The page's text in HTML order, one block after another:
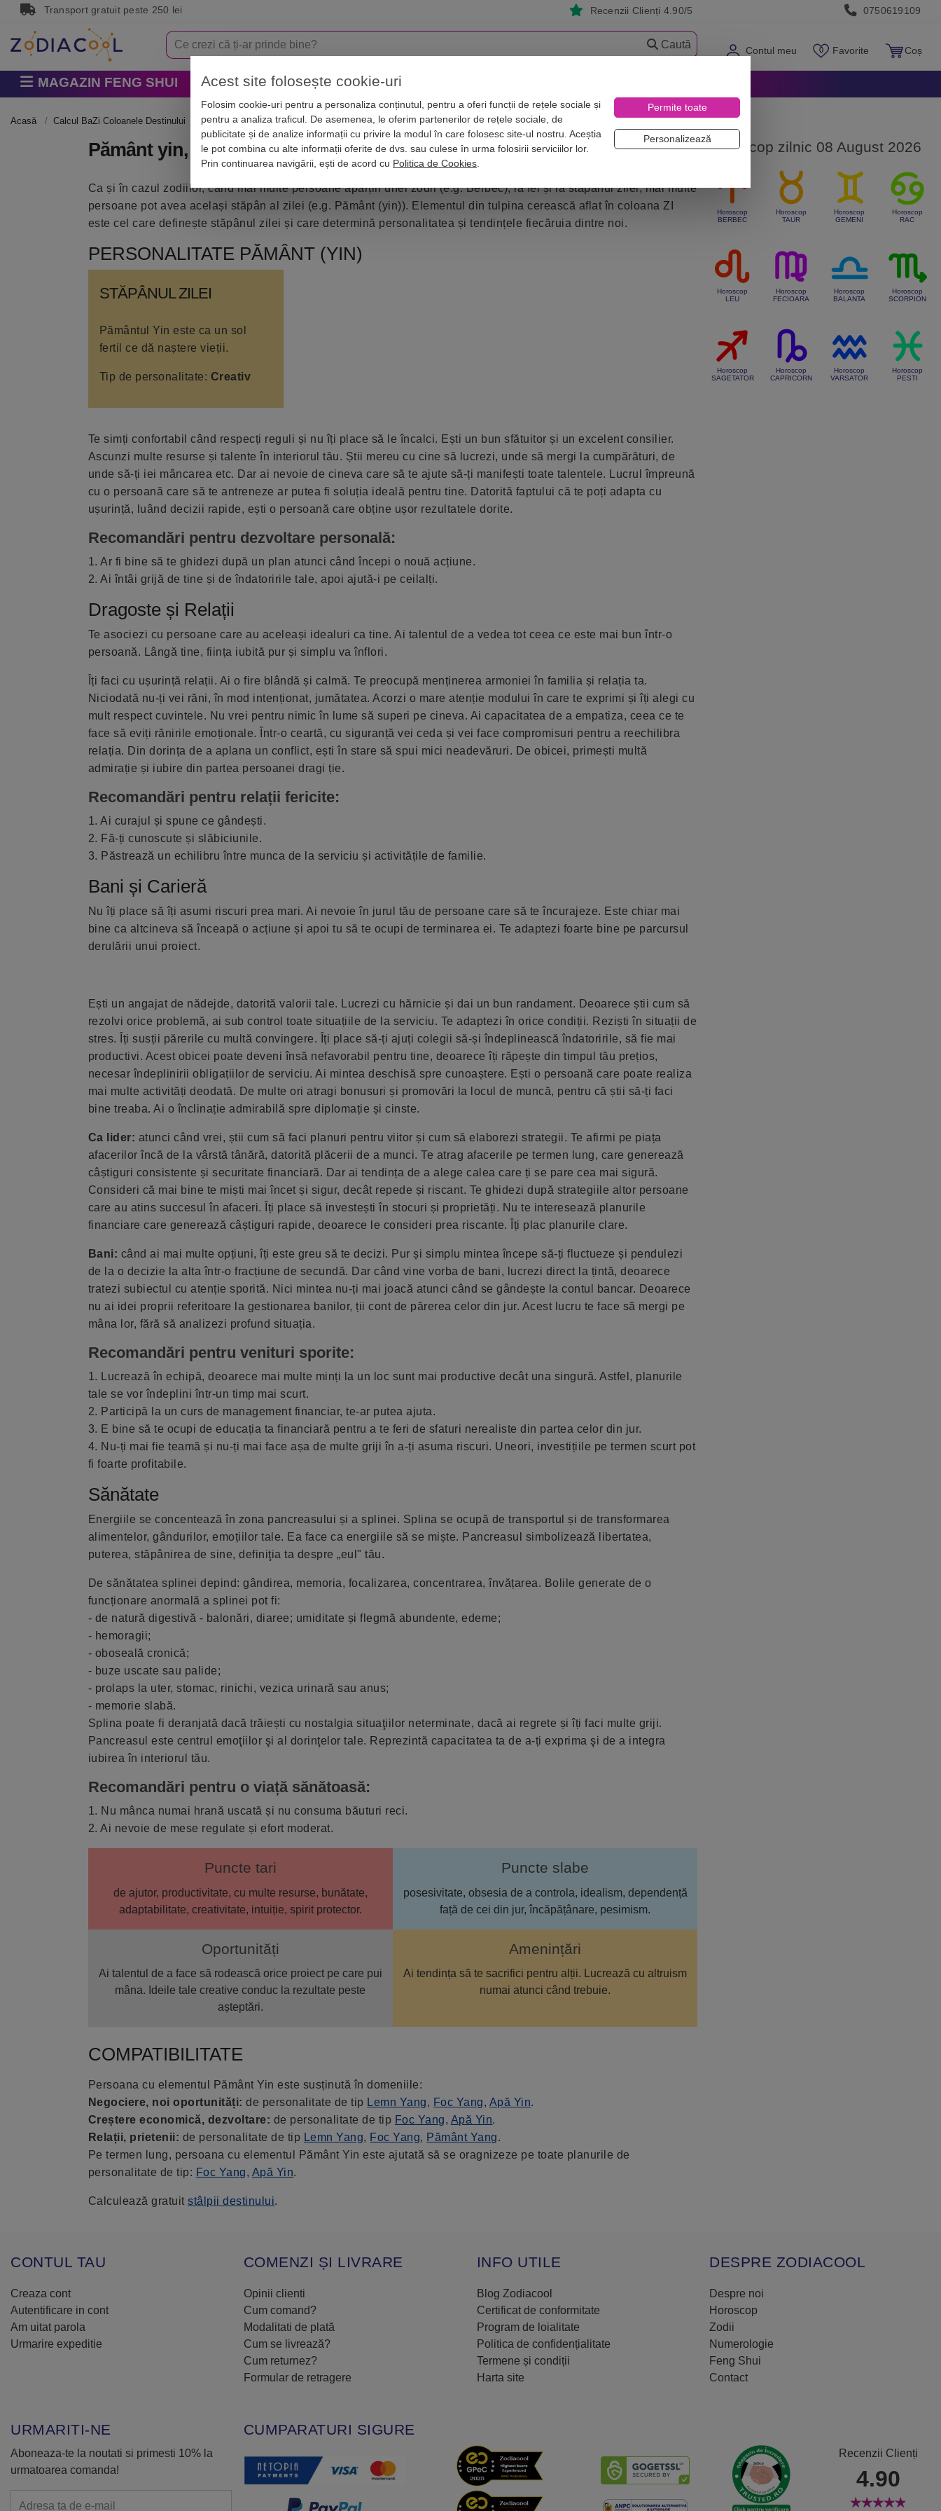
Transport gratuit peste 250 lei Recenzii Clienți 4.90/5 0750619109
Contul meu Favorite Coș
Caută
MAGAZIN FENG SHUI Horoscop Zodii Astrologie Numerologie
Acasă Calcul BaZi Coloanele Destinului Stapanul zilei
Pământ yin, Stăpânul zilei
Ca și în cazul zodiilor, când mai multe persoane aparțin unei zodii (e.g. Berbec), la fel și la stăpânul zilei, mai multe
persoane pot avea același stăpân al zilei (e.g. Pământ (yin)). Elementul din tulpina cerească aflat în coloana ZI
este cel care definește stăpânul zilei și care determină personalitatea și tendințele fiecăruia dintre noi.
PERSONALITATE PĂMÂNT (YIN)
STĂPÂNUL ZILEI
Pământul Yin este ca un sol
fertil ce dă naștere vieții.
Tip de personalitate: Creativ
Te simți confortabil când respecți reguli și nu îți place să le încalci. Ești un bun sfătuitor și un excelent consilier.
Ascunzi multe resurse și talente în interiorul tău. Știi mereu cu cine să lucrezi, unde să mergi la cumpărături, de
unde să-ți iei mâncarea etc. Dar ai nevoie de cineva care să te ajute să-ți manifești toate talentele. Lucrul împreună
cu o persoană care să te antreneze ar putea fi soluția ideală pentru tine. Datorită faptului că te poți adapta cu
ușurință, luând decizii rapide, ești o persoană care obține ușor rezultatele dorite.
Recomandări pentru dezvoltare personală:
1. Ar fi bine să te ghidezi după un plan atunci când începi o nouă acțiune.
2. Ai întâi grijă de tine și de îndatoririle tale, apoi ajută-i pe ceilalți.
Dragoste și Relații
Te asociezi cu persoane care au aceleași idealuri ca tine. Ai talentul de a vedea tot ceea ce este mai bun într-o
persoană. Lângă tine, ființa iubită pur și simplu va înflori.
Îți faci cu ușurință relații. Ai o fire blândă și calmă. Te preocupă menținerea armoniei în familia și relația ta.
Niciodată nu-ți vei răni, în mod intenționat, jumătatea. Acorzi o mare atenție modului în care te exprimi și îți alegi cu
mult respect cuvintele. Nu vrei pentru nimic în lume să superi pe cineva. Ai capacitatea de a empatiza, ceea ce te
face să eviți rănirile emoționale. Într-o ceartă, cu siguranță vei ceda și vei face compromisuri pentru a reechilibra
relația. Din dorința de a aplana un conflict, ești în stare să spui mici neadevăruri. De obicei, primești multă
admirație și iubire din partea persoanei dragi ție.
Recomandări pentru relații fericite:
1. Ai curajul și spune ce gândești.
2. Fă-ți cunoscute și slăbiciunile.
3. Păstrează un echilibru între munca de la serviciu și activitățile de familie.
Bani și Carieră
Nu îți place să îți asumi riscuri prea mari. Ai nevoie în jurul tău de persoane care să te încurajeze. Este chiar mai
bine ca altcineva să înceapă o acțiune și apoi tu să te ocupi de terminarea ei. Te adaptezi foarte bine pe parcursul
derulării unui proiect.
Ești un angajat de nădejde, datorită valorii tale. Lucrezi cu hărnicie și dai un bun randament. Deoarece știi cum să
rezolvi orice problemă, ai sub control toate situațiile de la serviciu. Te adaptezi în orice condiții. Reziști în situații de
stres. Îți susții părerile cu multă convingere. Îți place să-ți ajuți colegii să-și îndeplinească îndatoririle, să fie mai
productivi. Acest obicei poate deveni însă nefavorabil pentru tine, deoarece îți răpește din timpul tău prețios,
necesar îndeplinirii obligațiilor de serviciu. Ai mintea deschisă spre cunoaștere. Ești o persoană care poate realiza
mai multe activități deodată. De multe ori atragi bonusuri și promovări la locul de muncă, pentru că știi să-ți faci
bine treaba. Ai o înclinație admirabilă spre diplomație și cinste.
Ca lider: atunci când vrei, știi cum să faci planuri pentru viitor și cum să elaborezi strategii. Te afirmi pe piața
afacerilor încă de la vârstă tânără, datorită plăcerii de a munci. Te atrag afacerile pe termen lung, care generează
câștiguri consistente și securitate financiară. Dar ai tendința de a alege calea care ți se pare cea mai sigură.
Consideri că mai bine te miști mai încet și sigur, decât repede și riscant. Te ghidezi după strategiile altor persoane
care au atins succesul în afaceri. Îți place să investești în stocuri și proprietăți. Nu te interesează planurile
financiare care generează câștiguri rapide, deoarece le consideri prea riscante. Îți plac planurile clare.
Bani: când ai mai multe opțiuni, îți este greu să te decizi. Pur și simplu mintea începe să-ți fluctueze și pendulezi
de la o decizie la alta într-o fracțiune de secundă. Dar când vine vorba de bani, lucrezi direct la țintă, deoarece
tratezi subiectul cu atenție sporită. Nici mintea nu-ți mai joacă atunci când se gândește la contul bancar. Deoarece
nu ai idei proprii referitoare la gestionarea banilor, ții cont de părerea celor din jur. Acest lucru te face să mergi pe
mâna lor, fără să analizezi profund situația.
Recomandări pentru venituri sporite:
1. Lucrează în echipă, deoarece mai multe minți la un loc sunt mai productive decât una singură. Astfel, planurile
tale se vor îndeplini într-un timp mai scurt.
2. Participă la un curs de management financiar, te-ar putea ajuta.
3. E bine să te ocupi de educația ta financiară pentru a te feri de sfaturi nerealiste din partea celor din jur.
4. Nu-ți mai fie teamă și nu-ți mai face așa de multe griji în a-ți asuma riscuri. Uneori, investițiile pe termen scurt pot
fi foarte profitabile.
Sănătate
Energiile se concentează în zona pancreasului și a splinei. Splina se ocupă de transportul și de transformarea
alimentelor, gândurilor, emoțiilor tale. Ea face ca energiile să se miște. Pancreasul simbolizează libertatea,
puterea, stăpânirea de sine, definiţia ta despre „eul" tău.
De sănătatea splinei depind: gândirea, memoria, focalizarea, concentrarea, învățarea. Bolile generate de o
funcționare anormală a splinei pot fi:
- de natură digestivă - balonări, diaree; umiditate și flegmă abundente, edeme;
- hemoragii;
- oboseală cronică;
- buze uscate sau palide;
- prolaps la uter, stomac, rinichi, vezica urinară sau anus;
- memorie slabă.
Splina poate fi deranjată dacă trăiești cu nostalgia situaţiilor neterminate, dacă ai regrete și îți faci multe griji.
Pancreasul este centrul emoţiilor şi al dorinţelor tale. Reprezintă capacitatea ta de a-ți exprima şi de a integra
iubirea în interiorul tău.
Recomandări pentru o viață sănătoasă:
1. Nu mânca numai hrană uscată și nu consuma băuturi reci.
2. Ai nevoie de mese regulate și efort moderat.
Puncte tari
de ajutor, productivitate, cu multe resurse, bunătate,
adaptabilitate, creativitate, intuiție, spirit protector.
Puncte slabe
posesivitate, obsesia de a controla, idealism, dependență
față de cei din jur, încăpățânare, pesimism.
Oportunități
Ai talentul de a face să rodească orice proiect pe care pui
mâna. Ideile tale creative conduc la rezultate peste
așteptări.
Amenințări
Ai tendința să te sacrifici pentru alții. Lucrează cu altruism
numai atunci când trebuie.
COMPATIBILITATE
Persoana cu elementul Pământ Yin este susținută în domeniile:
Negociere, noi oportunități: de personalitate de tip Lemn Yang, Foc Yang, Apă Yin.
Creștere economică, dezvoltare: de personalitate de tip Foc Yang, Apă Yin.
Relații, prietenii: de personalitate de tip Lemn Yang, Foc Yang, Pământ Yang.
Pe termen lung, persoana cu elementul Pământ Yin este ajutată să se oragnizeze pe toate planurile de
personalitate de tip: Foc Yang, Apă Yin.
Calculează gratuitstâlpii destinului.
Horoscop zilnic 08 August 2026
Horoscop
BERBEC
Horoscop
TAUR
Horoscop
GEMENI
Horoscop
RAC
Horoscop
LEU
Horoscop
FECIOARA
Horoscop
BALANTA
Horoscop
SCORPION
Horoscop
SAGETATOR
Horoscop
CAPRICORN
Horoscop
VARSATOR
Horoscop
PESTI
CONTUL TAU
Creaza cont
Autentificare in cont
Am uitat parola
Urmarire expeditie
COMENZI ȘI LIVRARE
Opinii clienti
Cum comand?
Modalitati de plată
Cum se livrează?
Cum returnez?
Formular de retragere
INFO UTILE
Blog Zodiacool
Certificat de conformitate
Program de loialitate
Politica de confidențialitate
Termene și condiții
Harta site
DESPRE ZODIACOOL
Despre noi
Horoscop
Zodii
Numerologie
Feng Shui
Contact
URMARITI-NE
Aboneaza-te la noutati si primesti 10% la
urmatoarea comanda!
CUMPARATURI SIGURE
Recenzii Clienți
4.90
Acest site folosește cookie-uri
Folosim cookie-uri pentru a personaliza conținutul, pentru a oferi funcții de rețele sociale și
pentru a analiza traficul. De asemenea, le oferim partenerilor de rețele sociale, de
publicitate și de analize informații cu privire la modul în care folosesc site-ul nostru. Aceștia
le pot combina cu alte informații oferite de dvs. sau culese în urma folosirii serviciilor lor.
Prin continuarea navigării, ești de acord cu Politica de Cookies.
Permite toate
Personalizează